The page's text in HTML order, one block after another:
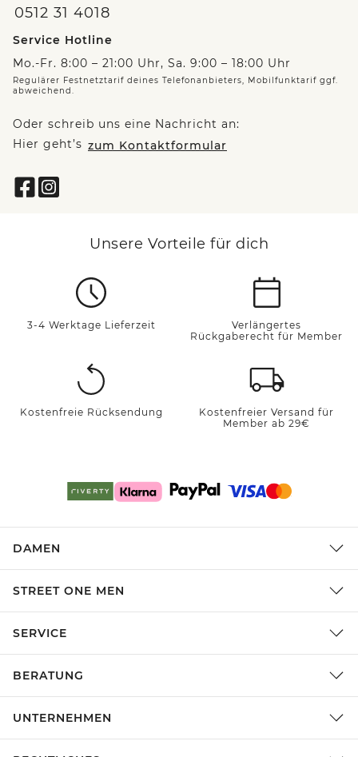
0512 31 4018
Service Hotline
Mo.-Fr. 8:00 – 21:00 Uhr, Sa. 9:00 – 18:00 Uhr
Regulärer Festnetztarif deines Telefonanbieters, Mobilfunktarif ggf.
abweichend.
Oder schreib uns eine Nachricht an:
Hier geht’s zum Kontaktformular
Unsere Vorteile für dich
3-4 Werktage Lieferzeit
Verlängertes
Rückgaberecht für Member
Kostenfreie Rücksendung
Kostenfreier Versand für
Member ab 29€
DAMEN
STREET ONE MEN
SERVICE
BERATUNG
UNTERNEHMEN